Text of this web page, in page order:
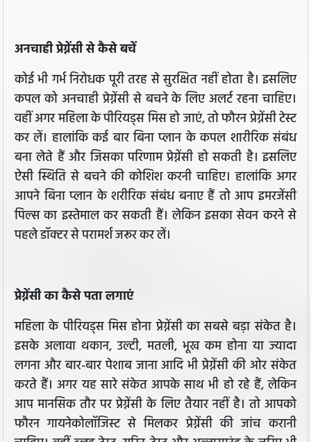
अनचाही प्रेग्नेंसी से कैसे बचें
कोई भी गर्भ निरोधक पूरी तरह से सुरक्षित नहीं होता है। इसलिए
कपल को अनचाही प्रेग्नेंसी से बचने के लिए अलर्ट रहना चाहिए।
वहीं अगर महिला के पीरियड्स मिस हो जाएं, तो फौरन प्रेग्नेंसी टेस्ट
कर लें। हालांकि कई बार बिना प्लान के कपल शारीरिक संबंध
बना लेते हैं और जिसका परिणाम प्रेग्नेंसी हो सकती है। इसलिए
ऐसी स्थिति से बचने की कोशिश करनी चाहिए। हालांकि अगर
आपने बिना प्लान के शरीरिक संबंध बनाए हैं तो आप इमरजेंसी
पिल्स का इस्तेमाल कर सकती हैं। लेकिन इसका सेवन करने से
पहले डॉक्टर से परामर्श जरूर कर लें।
प्रेग्नेंसी का कैसे पता लगाएं
महिला के पीरियड्स मिस होना प्रेग्नेंसी का सबसे बड़ा संकेत है।
इसके अलावा थकान, उल्टी, मतली, भूख कम होना या ज्यादा
लगना और बार-बार पेशाब जाना आदि भी प्रेग्नेंसी की ओर संकेत
करते हैं। अगर यह सारे संकेत आपके साथ भी हो रहे हैं, लेकिन
आप मानसिक तौर पर प्रेग्नेंसी के लिए तैयार नहीं है। तो आपको
फौरन गायनेकोलॉजिस्ट से मिलकर प्रेग्नेंसी की जांच करानी